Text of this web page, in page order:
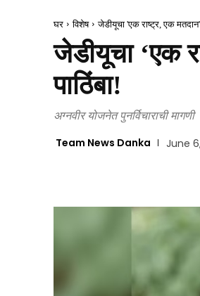
घर विशेष जेडीयूचा 'एक राष्ट्र, एक मतदान'
जेडीयूचा ‘एक
पाठिंबा!
अग्नवीर योजनेत पुनर्विचाराची मागणी
Team News Danka June